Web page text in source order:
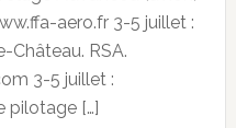
aero.fr 3-5 juillet :
Château. RSA.
3-5 juillet :
pilotage […]